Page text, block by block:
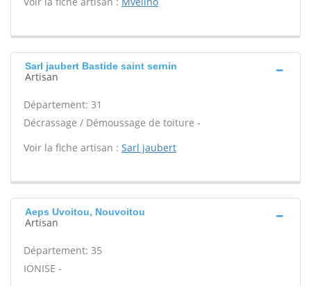
Sarl jaubert Bastide saint sernin
Artisan
Département: 31
Décrassage / Démoussage de toiture -
Voir la fiche artisan : Sarl jaubert
Aeps Uvoitou, Nouvoitou
Artisan
Département: 35
IONISE -